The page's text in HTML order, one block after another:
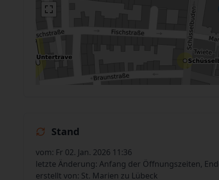
Stand
vom: Fr 02. Jan. 2026 11:36
letzte Änderung: Anfang der Öffnungszeiten,
erstellt von: St. Marien zu Lübeck